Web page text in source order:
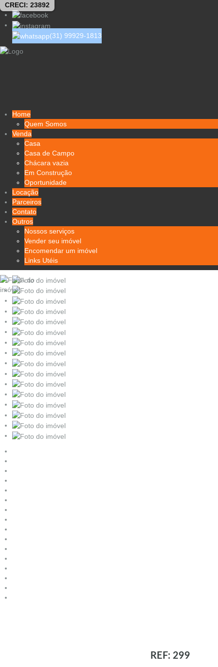
CRECI: 23892
(31) 99929-1813
Home
Quem Somos
Venda
Casa
Casa de Campo
Chácara vazia
Em Construção
Oportunidade
Locação
Parceiros
Contato
Outros
Nossos serviços
Vender seu imóvel
Encomendar um imóvel
Links Utéis
REF: 299